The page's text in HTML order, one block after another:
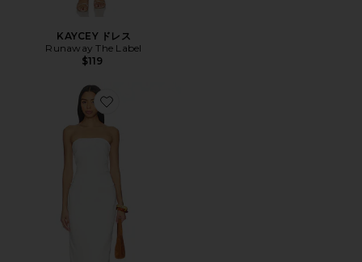
KAYCEY ドレス
Runaway The Label
$119
Favorite MIMI MAXI ドレス